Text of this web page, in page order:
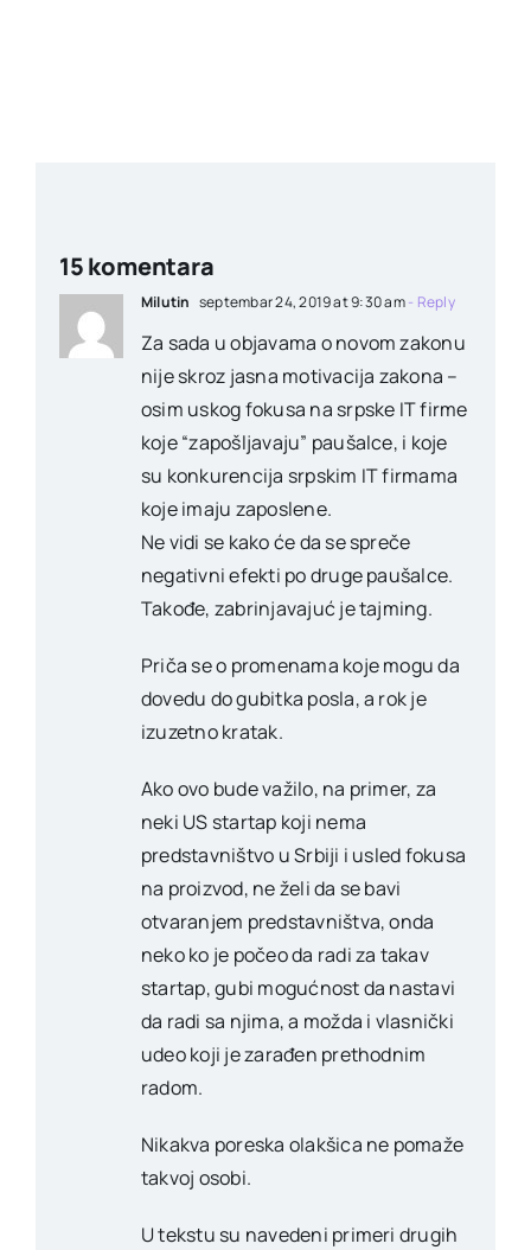
15 komentara
Milutin septembar 24, 2019 at 9:30 am- Reply
Za sada u objavama o novom zakonu
nije skroz jasna motivacija zakona –
osim uskog fokusa na srpske IT firme
koje “zapošljavaju” paušalce, i koje
su konkurencija srpskim IT firmama
koje imaju zaposlene.
Ne vidi se kako će da se spreče
negativni efekti po druge paušalce.
Takođe, zabrinjavajuć je tajming.
Priča se o promenama koje mogu da
dovedu do gubitka posla, a rok je
izuzetno kratak.
Ako ovo bude važilo, na primer, za
neki US startap koji nema
predstavništvo u Srbiji i usled fokusa
na proizvod, ne želi da se bavi
otvaranjem predstavništva, onda
neko ko je počeo da radi za takav
startap, gubi mogućnost da nastavi
da radi sa njima, a možda i vlasnički
udeo koji je zarađen prethodnim
radom.
Nikakva poreska olakšica ne pomaže
takvoj osobi.
U tekstu su navedeni primeri drugih